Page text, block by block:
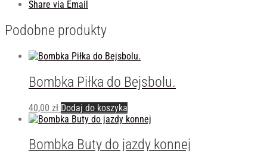
Share via Email
Podobne produkty
Bombka Piłka do Bejsbolu.
40,00 zł Dodaj do koszyka
Bombka Buty do jazdy konnej